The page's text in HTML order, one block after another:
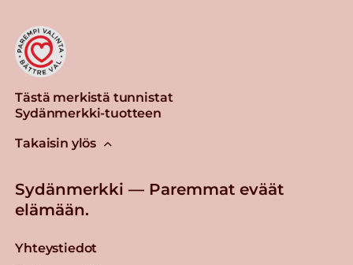
Tästä merkistä tunnistat
Sydänmerkki-tuotteen
Takaisin ylös
Sydänmerkki — Paremmat eväät
elämään.
Yhteystiedot